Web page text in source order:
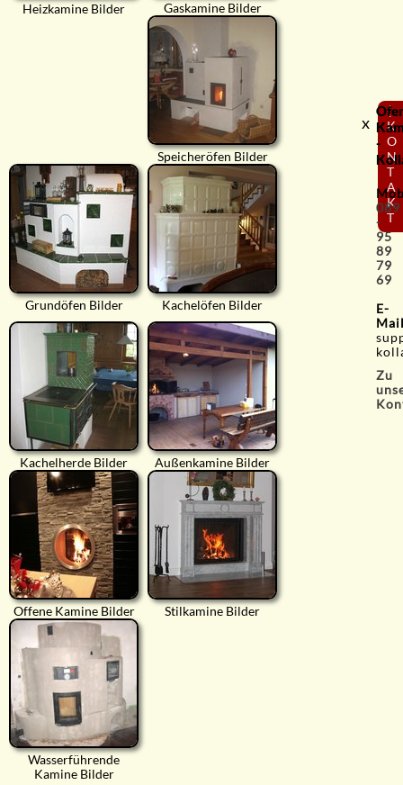
Heizkamine Bilder Gaskamine Bilder
Speicheröfen Bilder
Grundöfen Bilder Kachelöfen Bilder
Kachelherde Bilder Außenkamine Bilder
Offene Kamine Bilder Stilkamine Bilder
Wasserführende
Kamine Bilder
⟨
K
O
N
T
A
K
T
-
089
-
95
89
79
69
E-
Zu
x